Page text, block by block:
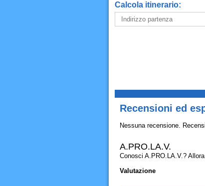
Calcola itinerario:
Recensioni ed
Nessuna recensione.
A.PRO.LA.V.
Conosci A.PRO.LA.V.?
Valutazione